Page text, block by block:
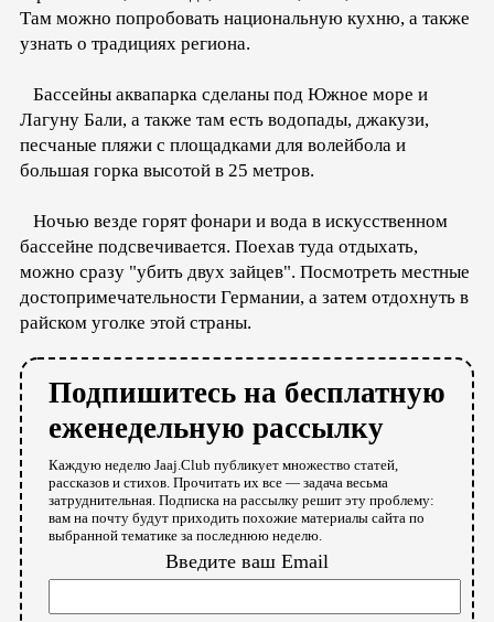
Там можно попробовать национальную кухню, а также
узнать о традициях региона.
Бассейны аквапарка сделаны под Южное море и
Лагуну Бали, а также там есть водопады, джакузи,
песчаные пляжи с площадками для волейбола и
большая горка высотой в 25 метров.
Ночью везде горят фонари и вода в искусственном
бассейне подсвечивается. Поехав туда отдыхать,
можно сразу "убить двух зайцев". Посмотреть местные
достопримечательности Германии, а затем отдохнуть в
райском уголке этой страны.
Подпишитесь на бесплатную
еженедельную рассылку
Каждую неделю Jaaj.Club публикует множество статей,
рассказов и стихов. Прочитать их все — задача весьма
затруднительная. Подписка на рассылку решит эту проблему:
вам на почту будут приходить похожие материалы сайта по
выбранной тематике за последнюю неделю.
Введите ваш Email